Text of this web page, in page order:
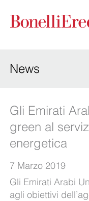
News
Gli Emirati
green al
energetica
7 Marzo 2019
Gli Emirati Arabi
agli obiettivi